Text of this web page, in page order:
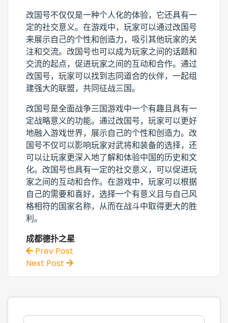
改国号不仅仅是一种个人化的体验，它还具有一
定的社交意义。在游戏中，玩家可以通过改国号
来展示自己的个性和创造力，吸引其他玩家的关
注和交流。改国号也可以成为玩家之间的话题和
交流的起点，促进玩家之间的互动和合作。通过
改国号，玩家可以找到志同道合的伙伴，一起组
建强大的联盟，共同征战三国。
改国号是全面战争三国游戏中一个有趣且具有一
定战略意义的功能。通过改国号，玩家可以更好
地融入游戏世界，展示自己的个性和创造力。改
国号不仅可以影响玩家对武将和装备的选择，还
可以让玩家更深入地了解和体验中国的历史和文
化。改国号也具有一定的社交意义，可以促进玩
家之间的互动和合作。在游戏中，玩家可以根据
自己的需要和喜好，选择一个有意义且与自己风
格相符的国家名称，从而在战斗中取得更大的胜
利。
成都德扑之星
Prev Post
Next Post